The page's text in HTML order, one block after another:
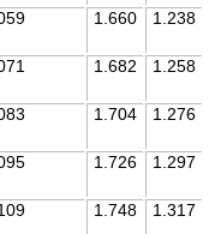
1.660 1.238
1.682 1.258
1.704 1.276
1.726 1.297
1.748 1.317